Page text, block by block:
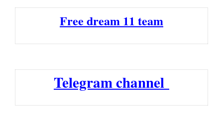
Free dream 11 team
Telegram channel